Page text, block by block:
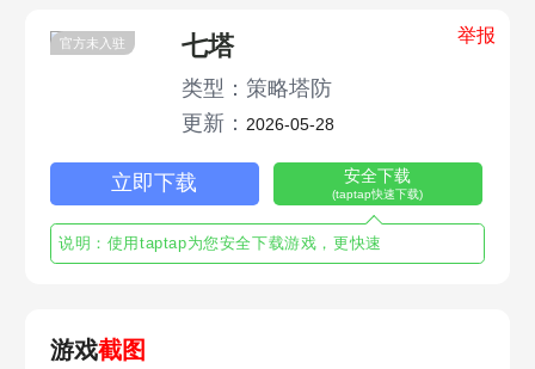
官方未入驻 举报
七塔
类型：策略塔防
更新： 2026-05-28
立即下载 安全下载
(taptap快速下载)
说明：使用taptap为您安全下载游戏，更快速
游戏截图